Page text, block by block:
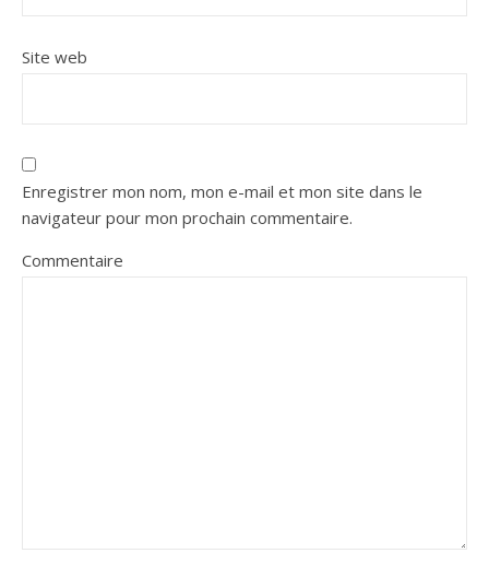
Site web
Enregistrer mon nom, mon e-mail et mon site dans le
navigateur pour mon prochain commentaire.
Commentaire